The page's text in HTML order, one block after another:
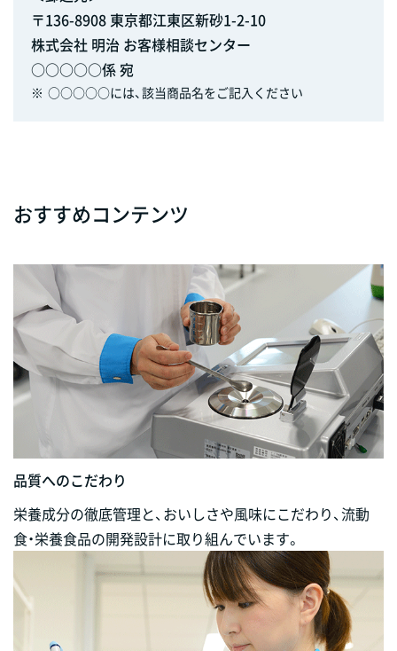
〒136-8908 東京都江東区新砂1-2-10
株式会社 明治 お客様相談センター
○○○○○係 宛
※ ○○○○○には、該当商品名をご記入ください
おすすめコンテンツ
品質へのこだわり
栄養成分の徹底管理と、おいしさや風味にこだわり、流動
食・栄養食品の開発設計に取り組んでいます。